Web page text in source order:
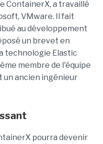
ContainerX, a travaillé
VMware. Il fait
au développement
un brevet en
technologie Elastic
membre de l'équipe
un ancien ingénieur
pourra devenir